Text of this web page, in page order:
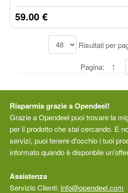
coordinazione,
poggiapiedi
59.00 €
Risultati per
Pagina: 1
Risparmia grazie a Opendeel!
Grazie a Opendeel puoi trovare la
per il prodotto che stai cercando. E
servizi, puoi tenere d'occhio i tuoi
informato quando è disponbile
Assistenza
Servizio Clienti: info@opendeel.com